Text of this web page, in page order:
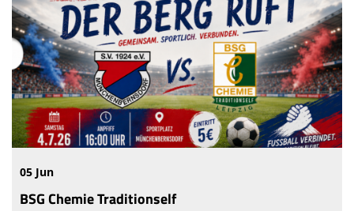
KONTAKTFORMULAR
FANSHOP
3. SOMMERNACHTSLAUF
05 Jun
BSG Chemie Traditionself